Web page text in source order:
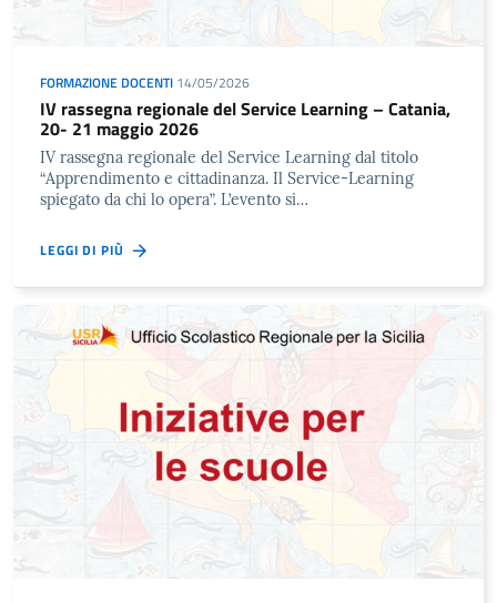
FORMAZIONE DOCENTI 14/05/2026
IV rassegna regionale del Service Learning – Catania,
20- 21 maggio 2026
IV rassegna regionale del Service Learning dal titolo
“Apprendimento e cittadinanza. Il Service-Learning
spiegato da chi lo opera”. L’evento si…
LEGGI DI PIÙ